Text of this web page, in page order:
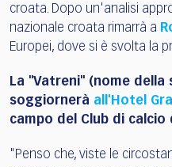
croata. Dopo un'analisi
nazionale croata rimarrà a
Europei, dove si è svolta la
La "Vatreni" (nome
soggiornerà all'Hotel
campo del Club di calcio
"Penso che, viste le